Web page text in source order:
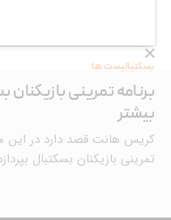
بسکتبالیست ها
برنامه تمرینی
بیشتر
کریس هانت قصد دارد در این
تمرینی بازیکنان بسکتبال